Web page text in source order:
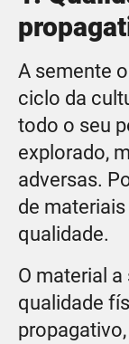
A semente
ciclo da
todo o seu
explorado,
adversas.
de
qualidade.
O material
qualidade